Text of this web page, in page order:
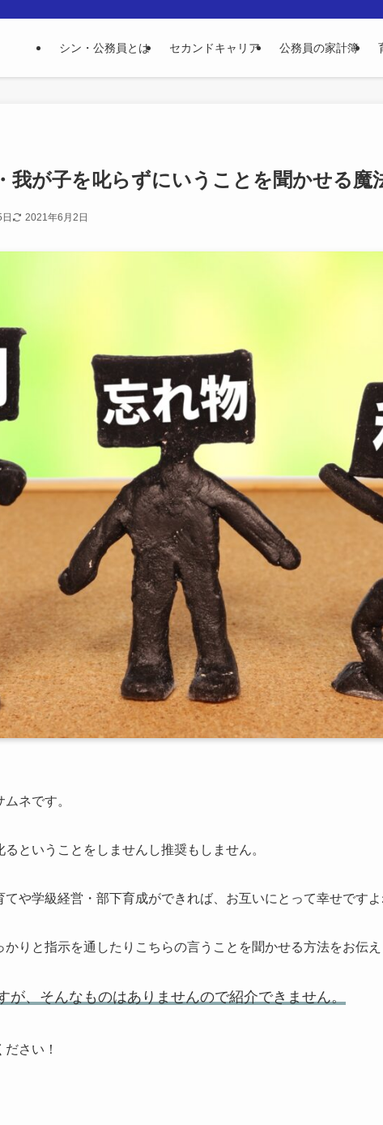
シン・公務員とは セカンドキャリア 公務員の家計簿
我が子を叱らずにいうことを聞かせる
2021年6月2日
ネです。
ということをしませんし推奨もしません。
てや学級経営・部下育成ができれば、お互いにとって幸せです
かりと指示を通したりこちらの言うことを聞かせる方法をお伝
が、そんなものはありませんので紹介できません。
さい！